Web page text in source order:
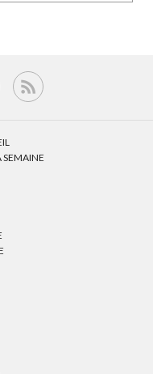
SEMAINE